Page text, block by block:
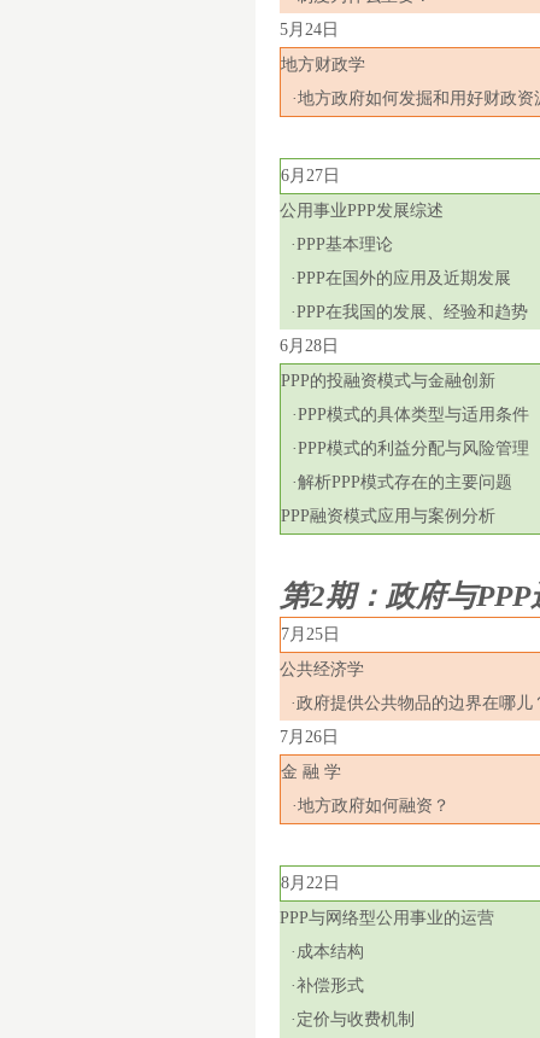
5月 24 日
地方财政学
·地方政府如何发掘和用好财政资
6月 27 日
公用事业PPP发展综述
·PPP基本理论
·PPP在国外的应用及近期发展
·PPP在我国的发展、经验和趋势
6月 28 日
PPP的投融资模式与金融创新
·PPP模式的具体类型与适用条件
·PPP模式的利益分配与风险管理
·解析PPP模式存在的主要问题
PPP融资模式应用与案例分析
第2期：政府与PPP
7月 25 日
公共经济学
·政府提供公共物品的边界在哪儿
7月 26 日
金 融 学
·地方政府如何融资？
8月 22 日
PPP与网络型公用事业的运营
·成本结构
·补偿形式
·定价与收费机制